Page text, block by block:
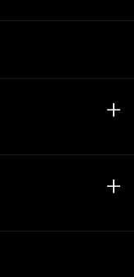
+
+
3.0
SKOKOVI